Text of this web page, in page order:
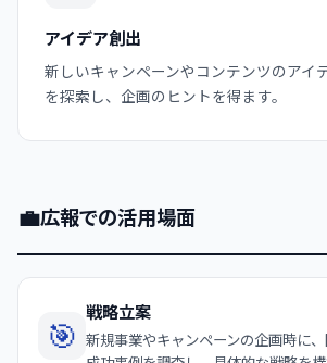
アイデア創出
新しいキャンペーンやコンテンツのアイ
を探索し、企画のヒントを得ます。
💼広報での活用場面
🎯
戦略立案
新規事業やキャンペーンの企画時に